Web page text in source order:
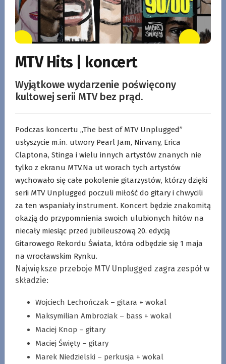
MTV Hits | koncert
Wyjątkowe wydarzenie poświęcony
kultowej serii MTV bez prąd.
Podczas koncertu „The best of MTV Unplugged”
usłyszycie m.in. utwory Pearl Jam, Nirvany, Erica
Claptona, Stinga i wielu innych artystów znanych nie
tylko z ekranu MTV.Na ut worach tych artystów
wychowało się całe pokolenie gitarzystów, którzy dzięki
serii MTV Unplugged poczuli miłość do gitary i chwycili
za ten wspaniały instrument. Koncert będzie znakomitą
okazją do przypomnienia swoich ulubionych hitów na
niecały miesiąc przed jubileuszową 20. edycją
Gitarowego Rekordu Świata, która odbędzie się 1 maja
na wrocławskim Rynku.
Największe przeboje MTV Unplugged zagra zespół w
składzie:
Wojciech Lechończak – gitara + wokal
Maksymilian Ambroziak – bass + wokal
Maciej Knop – gitary
Maciej Święty – gitary
Marek Niedzielski – perkusja + wokal